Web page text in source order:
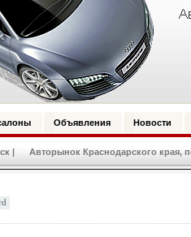
Объявления Новости
| Авторынок Краснодарского края,